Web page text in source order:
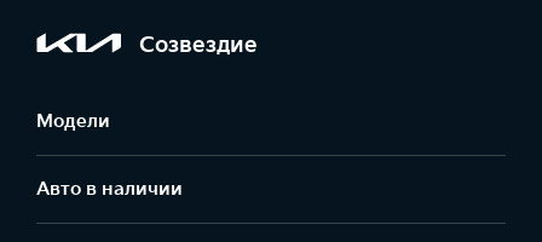
Созвездие
Модели
Авто в наличии